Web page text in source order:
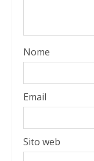
Nome
Email
Sito web